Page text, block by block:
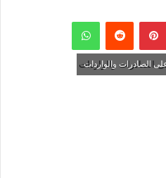
بينتيريست واتساب
الصادرات والواردات